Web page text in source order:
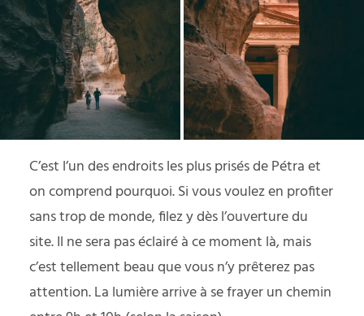
C’est l’un des endroits les plus prisés de Pétra et
on comprend pourquoi. Si vous voulez en profiter
sans trop de monde, filez y dès l’ouverture du
site. Il ne sera pas éclairé à ce moment là, mais
c’est tellement beau que vous n’y prêterez pas
attention. La lumière arrive à se frayer un chemin